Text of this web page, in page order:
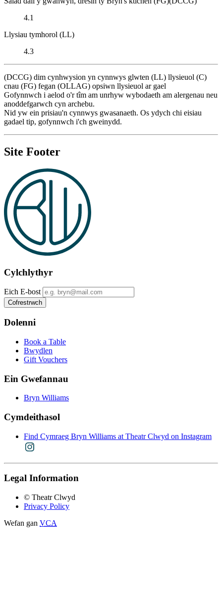
4.1
Llysiau tymhorol (LL)
4.3
(DCCG) dim cynhwysion yn cynnwys glwten (LL) llysieuol (C)
cnau (FG) fegan (OLLAG) opsiwn llysieuol ar gael
Gofynnwch i aelod o'r tîm am unrhyw wybodaeth am alergenau neu
anoddefgarwch cyn archebu.
Nid yw ein prisiau'n cynnwys gwasanaeth. Os ydych chi eisiau
gadael tip, gofynnwch i'ch gweinydd.
Site Footer
Cylchlythyr
Eich E-bost
Dolenni
Book a Table
Bwydlen
Gift Vouchers
Ein Gwefannau
Bryn Williams
Cymdeithasol
Find Cymraeg Bryn Williams at Theatr Clwyd on Instagram
Legal Information
© Theatr Clwyd
Privacy Policy
Wefan gan VCA